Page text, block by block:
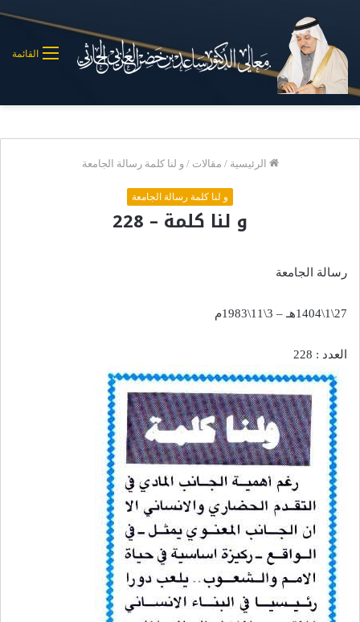
القائمة
الرئيسية / مقالات / و لنا كلمة رسالة الجامعة
و لنا كلمة رسالة الجامعة
و لنا كلمة – 228
رسالة الجامعة
27\1\1404هـ – 3\11\1983م
العدد : 228